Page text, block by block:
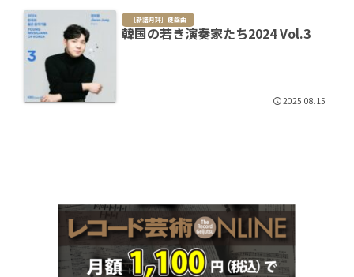
［新譜月評］鍵盤曲
韓国の若き演奏家たち2024 Vol.3
2025.08.15